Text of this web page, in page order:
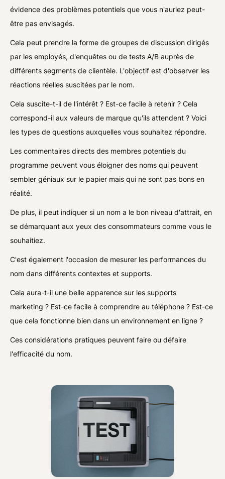
évidence des problèmes potentiels que vous n'auriez peut-
être pas envisagés.
Cela peut prendre la forme de groupes de discussion dirigés
par les employés, d'enquêtes ou de tests A/B auprès de
différents segments de clientèle. L'objectif est d'observer les
réactions réelles suscitées par le nom.
Cela suscite-t-il de l'intérêt ? Est-ce facile à retenir ? Cela
correspond-il aux valeurs de marque qu'ils attendent ? Voici
les types de questions auxquelles vous souhaitez répondre.
Les commentaires directs des membres potentiels du
programme peuvent vous éloigner des noms qui peuvent
sembler géniaux sur le papier mais qui ne sont pas bons en
réalité.
De plus, il peut indiquer si un nom a le bon niveau d'attrait, en
se démarquant aux yeux des consommateurs comme vous le
souhaitiez.
C'est également l'occasion de mesurer les performances du
nom dans différents contextes et supports.
Cela aura-t-il une belle apparence sur les supports
marketing ? Est-ce facile à comprendre au téléphone ? Est-ce
que cela fonctionne bien dans un environnement en ligne ?
Ces considérations pratiques peuvent faire ou défaire
l'efficacité du nom.